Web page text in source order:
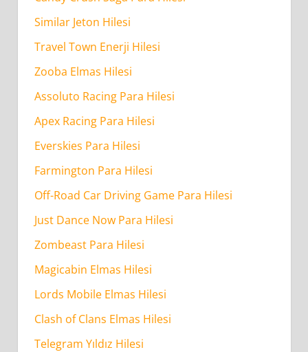
Similar Jeton Hilesi
Travel Town Enerji Hilesi
Zooba Elmas Hilesi
Assoluto Racing Para Hilesi
Apex Racing Para Hilesi
Everskies Para Hilesi
Farmington Para Hilesi
Off-Road Car Driving Game Para Hilesi
Just Dance Now Para Hilesi
Zombeast Para Hilesi
Magicabin Elmas Hilesi
Lords Mobile Elmas Hilesi
Clash of Clans Elmas Hilesi
Telegram Yıldız Hilesi